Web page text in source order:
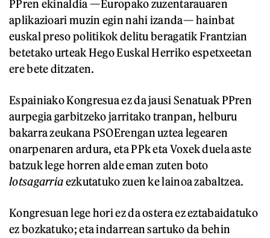
PPren ekinaldia —Europako zuzentarauaren
aplikazioari muzin egin nahi izanda— hainbat
euskal preso politikok delitu beragatik Frantzian
betetako urteak Hego Euskal Herriko espetxeetan
ere bete ditzaten.
Espainiako Kongresua ez da jausi Senatuak PPren
aurpegia garbitzeko jarritako tranpan, helburu
bakarra zeukana PSOErengan uztea legearen
onarpenaren ardura, eta PPk eta Voxek duela aste
batzuk lege horren alde eman zuten boto
lotsagarriaezkutatuko zuen ke lainoa zabaltzea.
Kongresuan lege hori ez da ostera ez eztabaidatuko
ez bozkatuko; eta indarrean sartuko da behin